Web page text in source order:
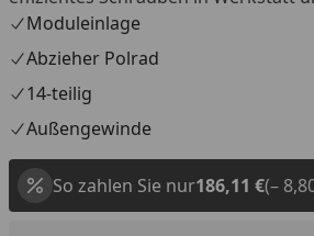
Moduleinlage
Abzieher Polrad
14-teilig
Außengewinde
So zahlen Sie nur186,11 €(–